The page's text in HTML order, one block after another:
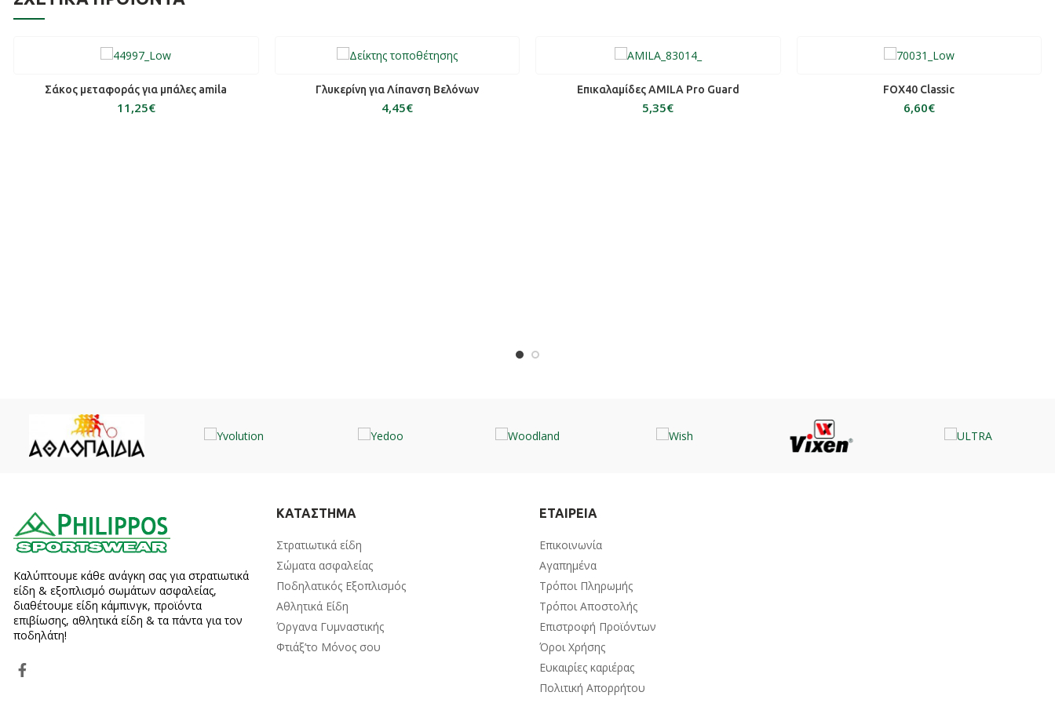
ΠΡΟΣΘΉΚΗ ΣΤΟ ΚΑΛΆΘΙ
Σάκος μεταφοράς για μπάλες amila
€
ΠΡΟΣΘΉΚΗ ΣΤΟ ΚΑΛΆΘΙ
Γλυκερίνη για Λίπανση Βελόνων
€
ΕΠΙΛΟΓΉ
Επικαλαμίδες AMILA Pro Guard
€
ΠΡΟΣΘΉΚΗ ΣΤΟ ΚΑΛΆΘΙ
FOX40 Classic
€
Καλύπτουμε κάθε ανάγκη σας για στρατιωτικά
είδη & εξοπλισμό σωμάτων ασφαλείας,
διαθέτουμε είδη κάμπινγκ, προϊόντα
επιβίωσης, αθλητικά είδη & τα πάντα για τον
ποδηλάτη!
ΚΑΤΑΣΤΗΜΑ
Στρατιωτικά είδη
Σώματα ασφαλείας
Ποδηλατικός Εξοπλισμός
Αθλητικά Είδη
Όργανα Γυμναστικής
Φτιάξ’το Μόνος σου
ΕΤΑΙΡΕΙΑ
Επικοινωνία
Αγαπημένα
Τρόποι Πληρωμής
Τρόποι Αποστολής
Επιστροφή Προϊόντων
Όροι Χρήσης
Ευκαιρίες καριέρας
Πολιτική Απορρήτου